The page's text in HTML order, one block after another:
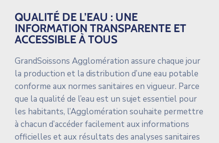
QUALITÉ DE L’EAU : UNE
INFORMATION TRANSPARENTE ET
ACCESSIBLE À TOUS
GrandSoissons Agglomération assure chaque jour
la production et la distribution d’une eau potable
conforme aux normes sanitaires en vigueur. Parce
que la qualité de l’eau est un sujet essentiel pour
les habitants, l’Agglomération souhaite permettre
à chacun d’accéder facilement aux informations
officielles et aux résultats des analyses sanitaires